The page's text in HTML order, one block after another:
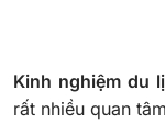
Kinh nghiệm du
rất nhiều quan